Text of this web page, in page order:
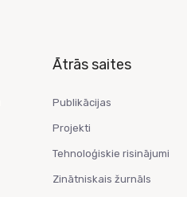
Ātrās saites
Publikācijas
Projekti
Tehnoloģiskie risinājumi
Zinātniskais žurnāls